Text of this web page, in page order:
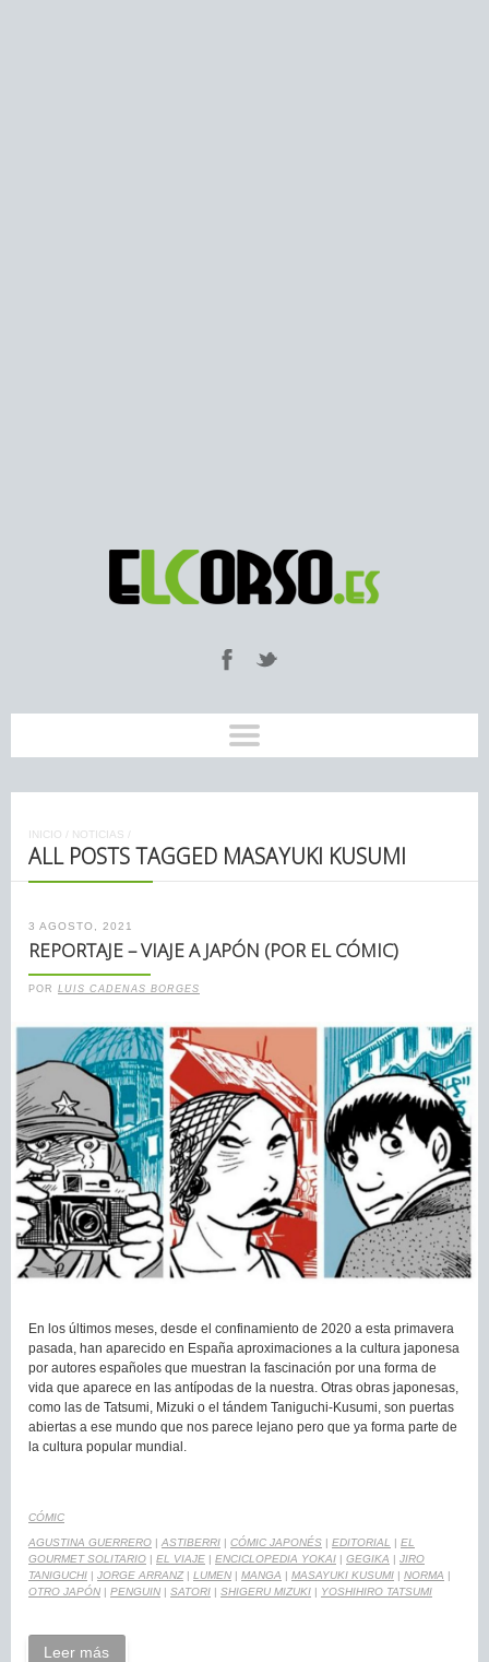
INICIO / NOTICIAS /
ALL POSTS TAGGED MASAYUKI KUSUMI
3 AGOSTO, 2021
REPORTAJE – VIAJE A JAPÓN (POR EL CÓMIC)
POR LUIS CADENAS BORGES
En los últimos meses, desde el confinamiento de 2020 a esta primavera
pasada, han aparecido en España aproximaciones a la cultura japonesa
por autores españoles que muestran la fascinación por una forma de
vida que aparece en las antípodas de la nuestra. Otras obras japonesas,
como las de Tatsumi, Mizuki o el tándem Taniguchi-Kusumi, son puertas
abiertas a ese mundo que nos parece lejano pero que ya forma parte de
la cultura popular mundial.
CÓMIC
AGUSTINA GUERRERO | ASTIBERRI | CÓMIC JAPONÉS | EDITORIAL | EL
GOURMET SOLITARIO | EL VIAJE | ENCICLOPEDIA YOKAI | GEGIKA | JIRO
TANIGUCHI | JORGE ARRANZ| LUMEN | MANGA | MASAYUKI KUSUMI | NORMA |
OTRO JAPÓN | PENGUIN | SATORI | SHIGERU MIZUKI | YOSHIHIRO TATSUMI
Leer más